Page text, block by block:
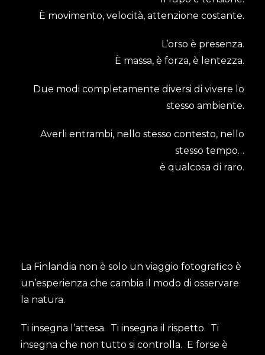
È movimento, velocità, attenzione costante.
L’orso è presenza.
È massa, è forza, è lentezza.
Due modi completamente diversi di vivere lo
stesso ambiente.
Averli entrambi, nello stesso contesto, nello
stesso tempo…
è qualcosa di raro.
La Finlandia non è solo un viaggio fotografico è
un’esperienza che cambia il modo di osservare
la natura.
Ti insegna l’attesa. Ti insegna il rispetto. Ti
insegna che non tutto si controlla. E forse è